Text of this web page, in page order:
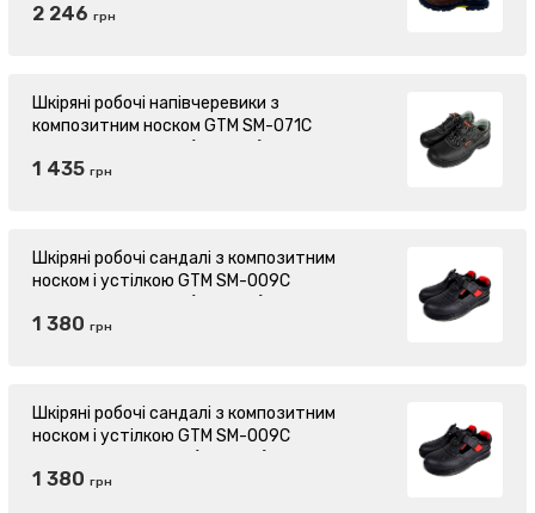
2 246 грн
Шкіряні робочі напівчеревики з
композитним носком GTM SM-071C
1 435 грн
Шкіряні робочі сандалі з композитним
носком і устілкою GTM SM-009C
1 380 грн
Шкіряні робочі сандалі з композитним
носком і устілкою GTM SM-009C
1 380 грн